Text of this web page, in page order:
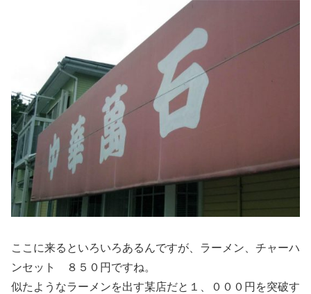
ここに来るといろいろあるんですが、ラーメン、チャーハ
ンセット ８５０円ですね。
似たようなラーメンを出す某店だと１、０００円を突破す